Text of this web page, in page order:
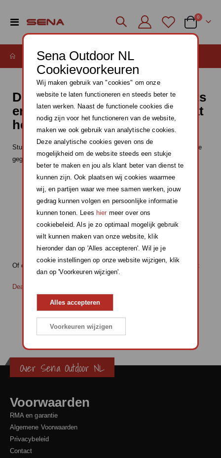
Sena Outdoor NL
Cookievoorkeuren
Wij maken gebruik van "cookies" om onze
website te laten functioneren en steeds beter te
laten werken. Naast de functionele cookies die
nodig zijn voor het functioneren van de website,
maken we ook gebruik van analytische cookies.
Deze analytische cookies geven ons de
mogelijkheid om de website steeds een stukje
beter te maken en jou als klant beter van dienst te
kunnen zijn. Ook plaatsen wij cookies waarmee
wij, en partijen waar we mee samen werken, jouw
gedrag kunnen volgen en persoonlijke informatie
kunnen tonen. Lees hier meer over ons
cookiebeleid. Als je zo optimaal mogelijk gebruik
wilt kunnen maken van onze website, klik
hieronder dan op 'Alles accepteren'. Wil je je
cookie instellingen op onze website wijzigen, klik
dan op 'Voorkeuren wijzigen'.
Alles accepteren
Voorkeuren wijzigen
Toggle
Cart
0
DEALER WORDEN?
Dealer worden van de Sena fiets
en wintersport producten? Laat
het ons weten!
Stuur een mailtje naar sales@teqtrade.nl
met daarin de volgende
gegevens:
Bedrijfsnaam
Contactpersoon
Adresgegevens
Emailadres
Telefoonnummer
KvK nummer
BTW nummer
Of download onderstaand formulier, en mail deze ingevuld terug:
Dealer Inschrijfformulier
Over Sena Outdoor NL
Voorwaarden
RMA en garantie
Algemene Voorwaarden
Privacybeleid
Contact